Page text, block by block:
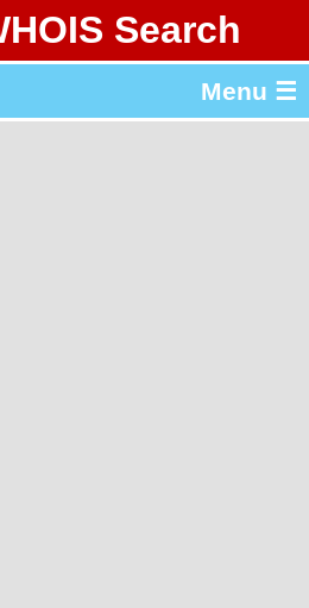
Search
Menu ☰